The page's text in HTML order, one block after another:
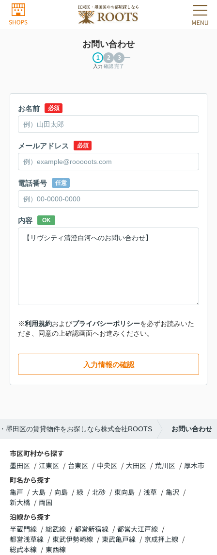
お問い合わせ
入力 確認完了
お名前 必須
メールアドレス 必須
電話番号 任意
内容 OK
※利用規約およびプライバシーポリシーを必ずお読みいた
だき、同意の上確認画面へお進みください。
入力情報の確認
墨田区の賃貸物件をお探しなら株式会社ROOTS お問い合わせ
市区町村から探す
墨田区
江東区 台東区 中央区 大田区 荒川区
厚木市
町名から探す
亀戸
大島 向島 緑 北砂 東向島 浅草
亀沢
新大橋
両国
沿線から探す
半蔵門線
総武線 都営新宿線
都営大江戸線
都営浅草線
東武伊勢崎線 東武亀戸線
京成押上線
総武本線
東西線